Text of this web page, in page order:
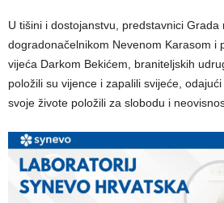
U tišini i dostojanstvu, predstavnici Grada
dogradonačelnikom Nevenom Karasom i
vijeća Darkom Bekićem, braniteljskih
položili su vijence i zapalili svijeće,
svoje živote položili za slobodu i